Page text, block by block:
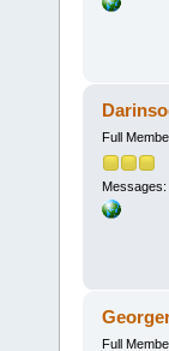
Full
Messages:
Full